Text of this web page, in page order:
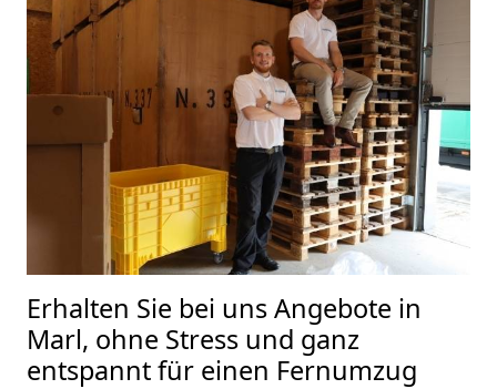
Erhalten Sie bei uns Angebote in
Marl, ohne Stress und ganz
entspannt für einen Fernumzug